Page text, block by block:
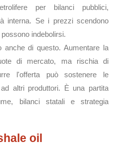
per bilanci pubblici,
interna. Se i prezzi scendono
indebolirsi.
anche di questo. Aumentare la
di mercato, ma rischia di
l'offerta può sostenere le
altri produttori. È una partita
bilanci statali e strategia
oil